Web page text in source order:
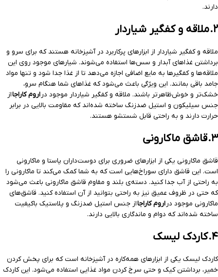
دارند.
۲. ملاقه و کفگیر شیاردار
ملاقه و کفگیر شیاردار از ابزارهای پرکاربرد در آشپزخانه هستند که برای سرو و
برداشتن غذاهای آبدار و سس‌ها استفاده می‌شوند. شیارهای موجود روی این
ملاقه‌ها و کفگیرها به مایع اضافی اجازه می‌دهد تا از غذا جدا شود و تنها مواد
جامد باقی بمانند. این ویژگی باعث می‌شود که غذاهای شما هنگام سرو،
خشک‌تر و خوش‌ظاهرتر باشند. ملاقه و کفگیر شیاردار موجود دراروم کاراجااز
جنس سیلیکون و استیل ضدزنگ ساخته شده‌اند که مقاومت بالایی در برابر
حرارت دارند و به راحتی قابل شستشو هستند.
۳. قاشق ماکارونی
قاشق ماکارونی یکی از ابزارهای ضروری برای دوست‌داران پاستا و ماکارونی
است. این قاشق دارای سوراخ‌هایی است که به شما کمک می‌کند تا ماکارونی را
به راحتی از آب جدا کنید. دسته‌ی بلند و مقاوم قاشق ماکارونی باعث می‌شود
که حتی در ظروف عمیق نیز به راحتی بتوانید از آن استفاده کنید. قاشق‌های
ماکارونی موجود دراروم کاراجااز جنس استیل ضدزنگ و پلاستیک باکیفیت
ساخته شده‌اند که دوام و ماندگاری بالایی دارند.
۴. کاردک لیسک
کاردک لیسک یکی از ابزارهای همه‌کاره در آشپزخانه است که برای پخش کردن
خمیر، برداشتن کیک و حتی سرخ کردن مواد غذایی استفاده می‌شود. این کاردک